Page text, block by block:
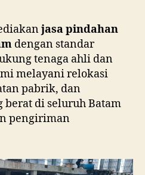
jasa pindahan
dengan standar
tenaga ahli dan
melayani relokasi
pabrik, dan
berat di seluruh Batam
pengiriman